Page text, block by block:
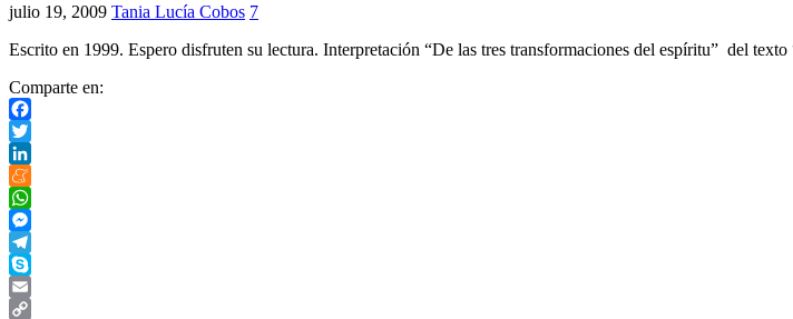
julio 19, 2009 Tania Lucía Cobos 7
Escrito en 1999. Espero disfruten su lectura. Interpretación “De las tres transformaciones del espíritu” del
Comparte en:
Facebook
Twitter
LinkedIn
Meneame
WhatsApp
Messenger
Telegram
Skype
Email